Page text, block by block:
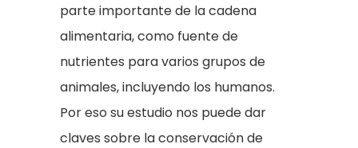
parte importante de la cadena
alimentaria, como fuente de
nutrientes para varios grupos de
animales, incluyendo los humanos.
Por eso su estudio nos puede dar
claves sobre la conservación de